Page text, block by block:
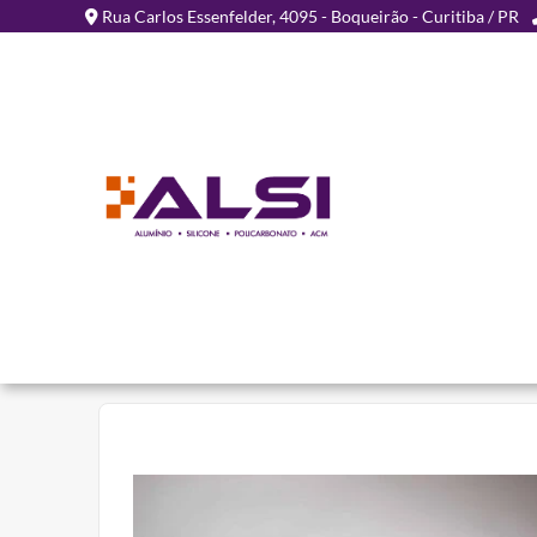
Rua Carlos Essenfelder, 4095 - Boqueirão - Curitiba / PR